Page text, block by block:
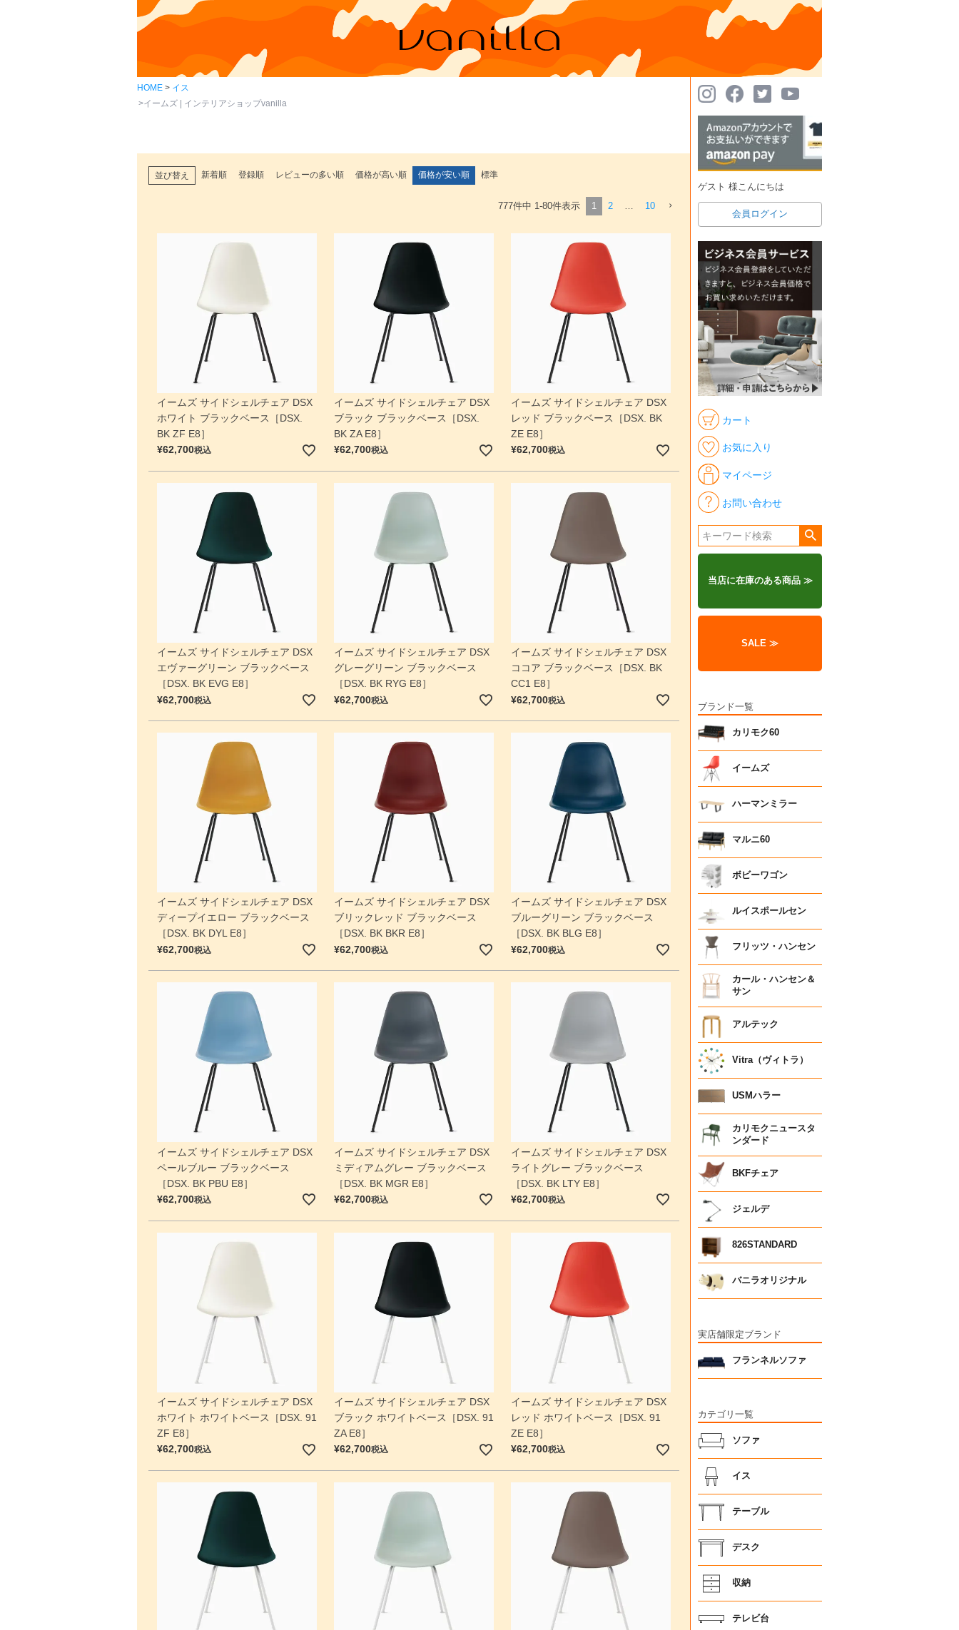
HOME
イス
イームズ | インテリアショップvanilla
並び替え 新着順 登録順 レビューの多い順 価格が高い順 価格が安い順 標準
777件中 1-80件表示 1 2 … 10
イームズ サイドシェルチェア DSX
ホワイト ブラックベース［DSX.
BK ZF E8］
¥62,700税込
イームズ サイドシェルチェア DSX
ブラック ブラックベース［DSX.
BK ZA E8］
¥62,700税込
イームズ サイドシェルチェア DSX
レッド ブラックベース［DSX. BK
ZE E8］
¥62,700税込
イームズ サイドシェルチェア DSX
エヴァーグリーン ブラックベース
［DSX. BK EVG E8］
¥62,700税込
イームズ サイドシェルチェア DSX
グレーグリーン ブラックベース
［DSX. BK RYG E8］
¥62,700税込
イームズ サイドシェルチェア DSX
ココア ブラックベース［DSX. BK
CC1 E8］
¥62,700税込
イームズ サイドシェルチェア DSX
ディープイエロー ブラックベース
［DSX. BK DYL E8］
¥62,700税込
イームズ サイドシェルチェア DSX
ブリックレッド ブラックベース
［DSX. BK BKR E8］
¥62,700税込
イームズ サイドシェルチェア DSX
ブルーグリーン ブラックベース
［DSX. BK BLG E8］
¥62,700税込
イームズ サイドシェルチェア DSX
ペールブルー ブラックベース
［DSX. BK PBU E8］
¥62,700税込
イームズ サイドシェルチェア DSX
ミディアムグレー ブラックベース
［DSX. BK MGR E8］
¥62,700税込
イームズ サイドシェルチェア DSX
ライトグレー ブラックベース
［DSX. BK LTY E8］
¥62,700税込
イームズ サイドシェルチェア DSX
ホワイト ホワイトベース［DSX. 91
ZF E8］
¥62,700税込
イームズ サイドシェルチェア DSX
ブラック ホワイトベース［DSX. 91
ZA E8］
¥62,700税込
イームズ サイドシェルチェア DSX
レッド ホワイトベース［DSX. 91
ZE E8］
¥62,700税込
ゲスト 様こんにちは
会員ログイン
カート
お気に入り
マイページ
お問い合わせ
当店に在庫のある商品 ≫
SALE ≫
ブランド一覧
カリモク60
イームズ
ハーマンミラー
マルニ60
ボビーワゴン
ルイスポールセン
フリッツ・ハンセン
カール・ハンセン＆
サン
アルテック
Vitra（ヴィトラ）
USMハラー
カリモクニュースタ
ンダード
BKFチェア
ジェルデ
826STANDARD
バニラオリジナル
実店舗限定ブランド
フランネルソファ
カテゴリ一覧
ソファ
イス
テーブル
デスク
収納
テレビ台